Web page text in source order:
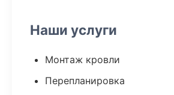
Наши услуги
Монтаж кровли
Перепланировка